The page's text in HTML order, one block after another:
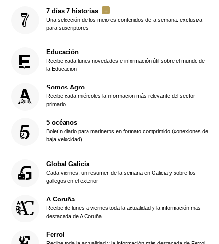
7 días 7 historias
Una selección de los mejores contenidos de la semana, exclusiva
para suscriptores
Educación
Recibe cada lunes novedades e información útil sobre el mundo de
la Educación
Somos Agro
Recibe cada miércoles la información más relevante del sector
primario
5 océanos
Boletín diario para marineros en formato comprimido (conexiones de
baja velocidad)
Global Galicia
Cada viernes, un resumen de la semana en Galicia y sobre los
gallegos en el exterior
A Coruña
Recibe de lunes a viernes toda la actualidad y la información más
destacada de A Coruña
Ferrol